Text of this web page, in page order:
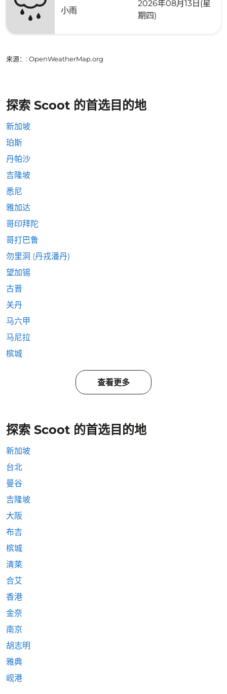
小雨
2026年08月13日(星
期四)
来源： : OpenWeatherMap.org
探索 Scoot 的首选目的地
新加坡
珀斯
丹帕沙
吉隆坡
悉尼
雅加达
哥印拜陀
哥打巴鲁
勿里洞 (丹戎潘丹)
望加锡
古晋
关丹
马六甲
马尼拉
槟城
查看更多
探索 Scoot 的首选目的地
新加坡
台北
曼谷
吉隆坡
大阪
布吉
槟城
清萊
合艾
香港
金奈
南京
胡志明
雅典
岘港